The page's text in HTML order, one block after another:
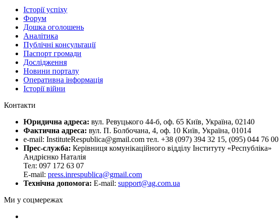
Історії успіху
Форум
Дошка оголошень
Аналітика
Публічні консультації
Паспорт громади
Дослідження
Новини порталу
Оперативна інформація
Історії війни
Контакти
Юридична адреса: вул. Ревуцького 44-б, оф. 65 Київ, Україна, 02140
Фактична адреса: вул. П. Болбочана, 4, оф. 10 Київ, Україна, 01014
e-mail: InstituteRespublica@gmail.com тел. +38 (097) 394 32 15, (095) 044 76 00
Прес-служба: Керівниця комунікаційного відділу Інституту «Республіка»
Андрієнко Наталія
Тел: 097 172 63 07
E-mail: press.inrespublica@gmail.com
Технічна допомога: E-mail: support@ag.com.ua
Ми у соцмережах